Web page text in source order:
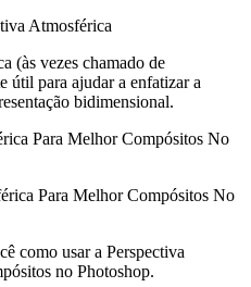
(às vezes chamado de
útil para ajudar a enfatizar a
bidimensional.
Para Melhor Compósitos No
como usar a Perspectiva
no Photoshop.